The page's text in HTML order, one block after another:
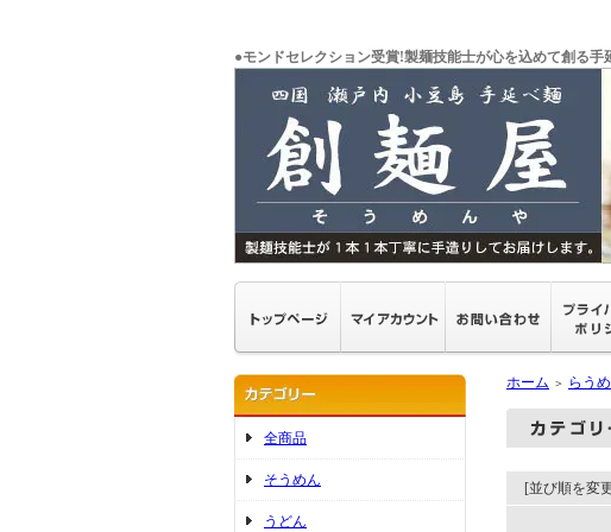
●モンドセレクション受賞!製麺技能士が心を込めて創る
全商品
そうめん
うどん
ホーム ＞ らう
[並び順を変